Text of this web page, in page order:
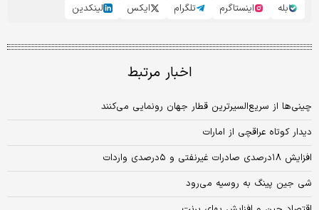
بله
اینستاگرم تلگرام ایکس لینکدین
اخبار مرتبط
چینی‌ها از سریع‌السیر‌ترین قطار جهان رونمایی می‌کنند
دیدار کوتاه عراقچی از امارات
افزایش ۱۸‌درصدی صادرات غیرنفتی و ۵‌درصدی واردات
شی جین پینگ به روسیه می‌رود